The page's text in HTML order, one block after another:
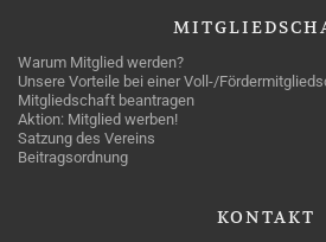
Warum Mitglied werden?
Unsere Vorteile bei einer Voll-/
Mitgliedschaft beantragen
Aktion: Mitglied werben!
Satzung des Vereins
Beitragsordnung
KONTAKT